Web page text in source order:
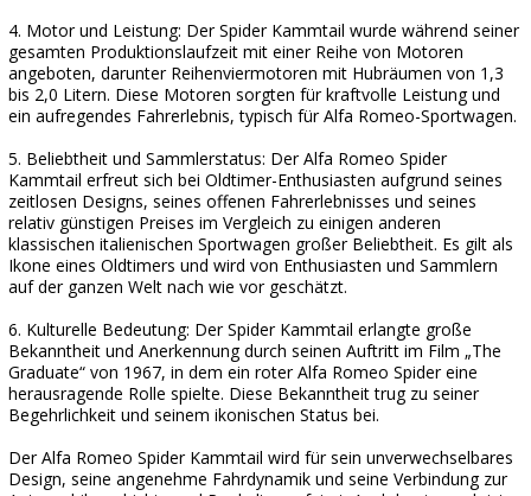
4. Motor und Leistung: Der Spider Kammtail wurde während seiner
gesamten Produktionslaufzeit mit einer Reihe von Motoren
angeboten, darunter Reihenviermotoren mit Hubräumen von 1,3
bis 2,0 Litern. Diese Motoren sorgten für kraftvolle Leistung und
ein aufregendes Fahrerlebnis, typisch für Alfa Romeo-Sportwagen.
5. Beliebtheit und Sammlerstatus: Der Alfa Romeo Spider
Kammtail erfreut sich bei Oldtimer-Enthusiasten aufgrund seines
zeitlosen Designs, seines offenen Fahrerlebnisses und seines
relativ günstigen Preises im Vergleich zu einigen anderen
klassischen italienischen Sportwagen großer Beliebtheit. Es gilt als
Ikone eines Oldtimers und wird von Enthusiasten und Sammlern
auf der ganzen Welt nach wie vor geschätzt.
6. Kulturelle Bedeutung: Der Spider Kammtail erlangte große
Bekanntheit und Anerkennung durch seinen Auftritt im Film „The
Graduate“ von 1967, in dem ein roter Alfa Romeo Spider eine
herausragende Rolle spielte. Diese Bekanntheit trug zu seiner
Begehrlichkeit und seinem ikonischen Status bei.
Der Alfa Romeo Spider Kammtail wird für sein unverwechselbares
Design, seine angenehme Fahrdynamik und seine Verbindung zur